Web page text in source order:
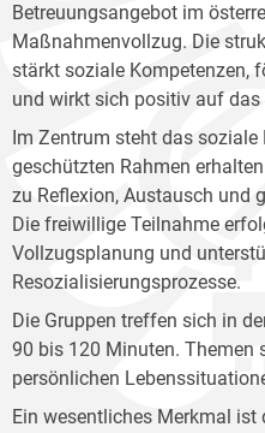
Betreuungsangebot im
Maßnahmenvollzug. Die
stärkt soziale Kompetenzen,
und wirkt sich positiv auf
Im Zentrum steht das soziale
geschützten Rahmen
zu Reflexion, Austausch und
Die freiwillige Teilnahme
Vollzugsplanung und
Resozialisierungsprozesse.
Die Gruppen treffen sich in
90 bis 120 Minuten. Themen
persönlichen
Ein wesentliches Merkmal